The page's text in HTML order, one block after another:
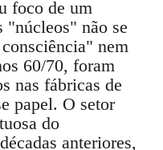
foco de um
"núcleos" não se
nem
60/70, foram
nas fábricas de
papel. O setor
do
anteriores,